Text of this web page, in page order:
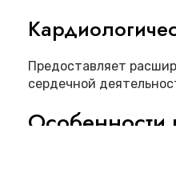
Предоставляет
сердечной
Особенности